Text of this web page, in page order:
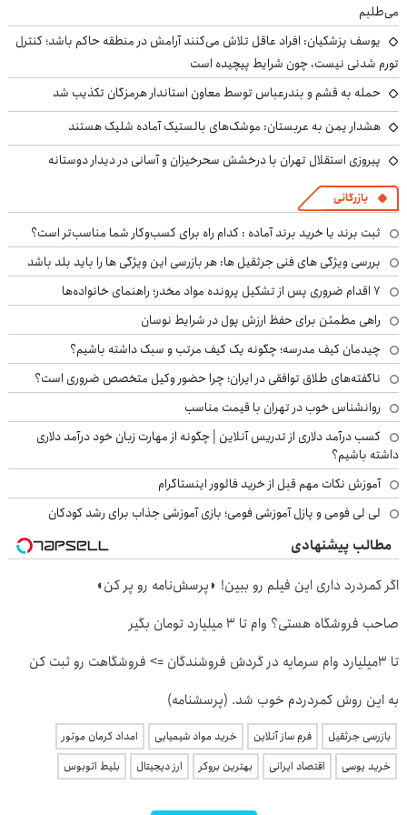
می‌طلبم
یوسف پزشکیان: افراد عاقل تلاش می‌کنند آرامش در منطقه حاکم باشد؛ کنترل
تورم شدنی نیست، چون شرایط پیچیده است
حمله به قشم و بندرعباس توسط معاون استاندار هرمزگان تکذیب شد
هشدار یمن به عربستان: موشک‌های بالستیک آماده شلیک هستند
پیروزی استقلال تهران با درخشش سحرخیزان و آسانی در دیدار دوستانه
بازرگانی
ثبت برند یا خرید برند آماده : کدام راه برای کسب‌وکار شما مناسب‌تر است؟
بررسی ویژگی های فنی جرثقیل ها: هر بازرسی این ویژگی ها را باید بلد باشد
۷ اقدام ضروری پس از تشکیل پرونده مواد مخدر؛ راهنمای خانواده‌ها
راهی مطمئن برای حفظ ارزش پول در شرایط نوسان
چیدمان کیف مدرسه؛ چگونه یک کیف مرتب و سبک داشته باشیم؟
ناگفته‌های طلاق توافقی در ایران؛ چرا حضور وکیل متخصص ضروری است؟
روانشناس خوب در تهران با قیمت مناسب
کسب درآمد دلاری از تدریس آنلاین | چگونه از مهارت زبان خود درآمد دلاری
داشته باشیم؟
آموزش نکات مهم قبل از خرید فالوور اینستاگرام
لی لی فومی و پازل آموزشی فومی؛ بازی آموزشی جذاب برای رشد کودکان
مطالب پیشنهادی
اگر کمردرد داری این فیلم رو ببین! ◗پرسش‌نامه رو پر کن◖
صاحب فروشگاه هستی؟ وام تا ۳ میلیارد تومان بگیر
تا 3میلیارد وام سرمایه در گردش فروشندگان => فروشگاهت رو ثبت کن
به این روش کمردردم خوب شد. (پرسشنامه)
بازرسی جرثقیل فرم ساز آنلاین خرید مواد شیمیایی
امداد کرمان موتور
خرید یوسی
اقتصاد ایرانی بهترین بروکر ارز دیجیتال بلیط اتوبوس